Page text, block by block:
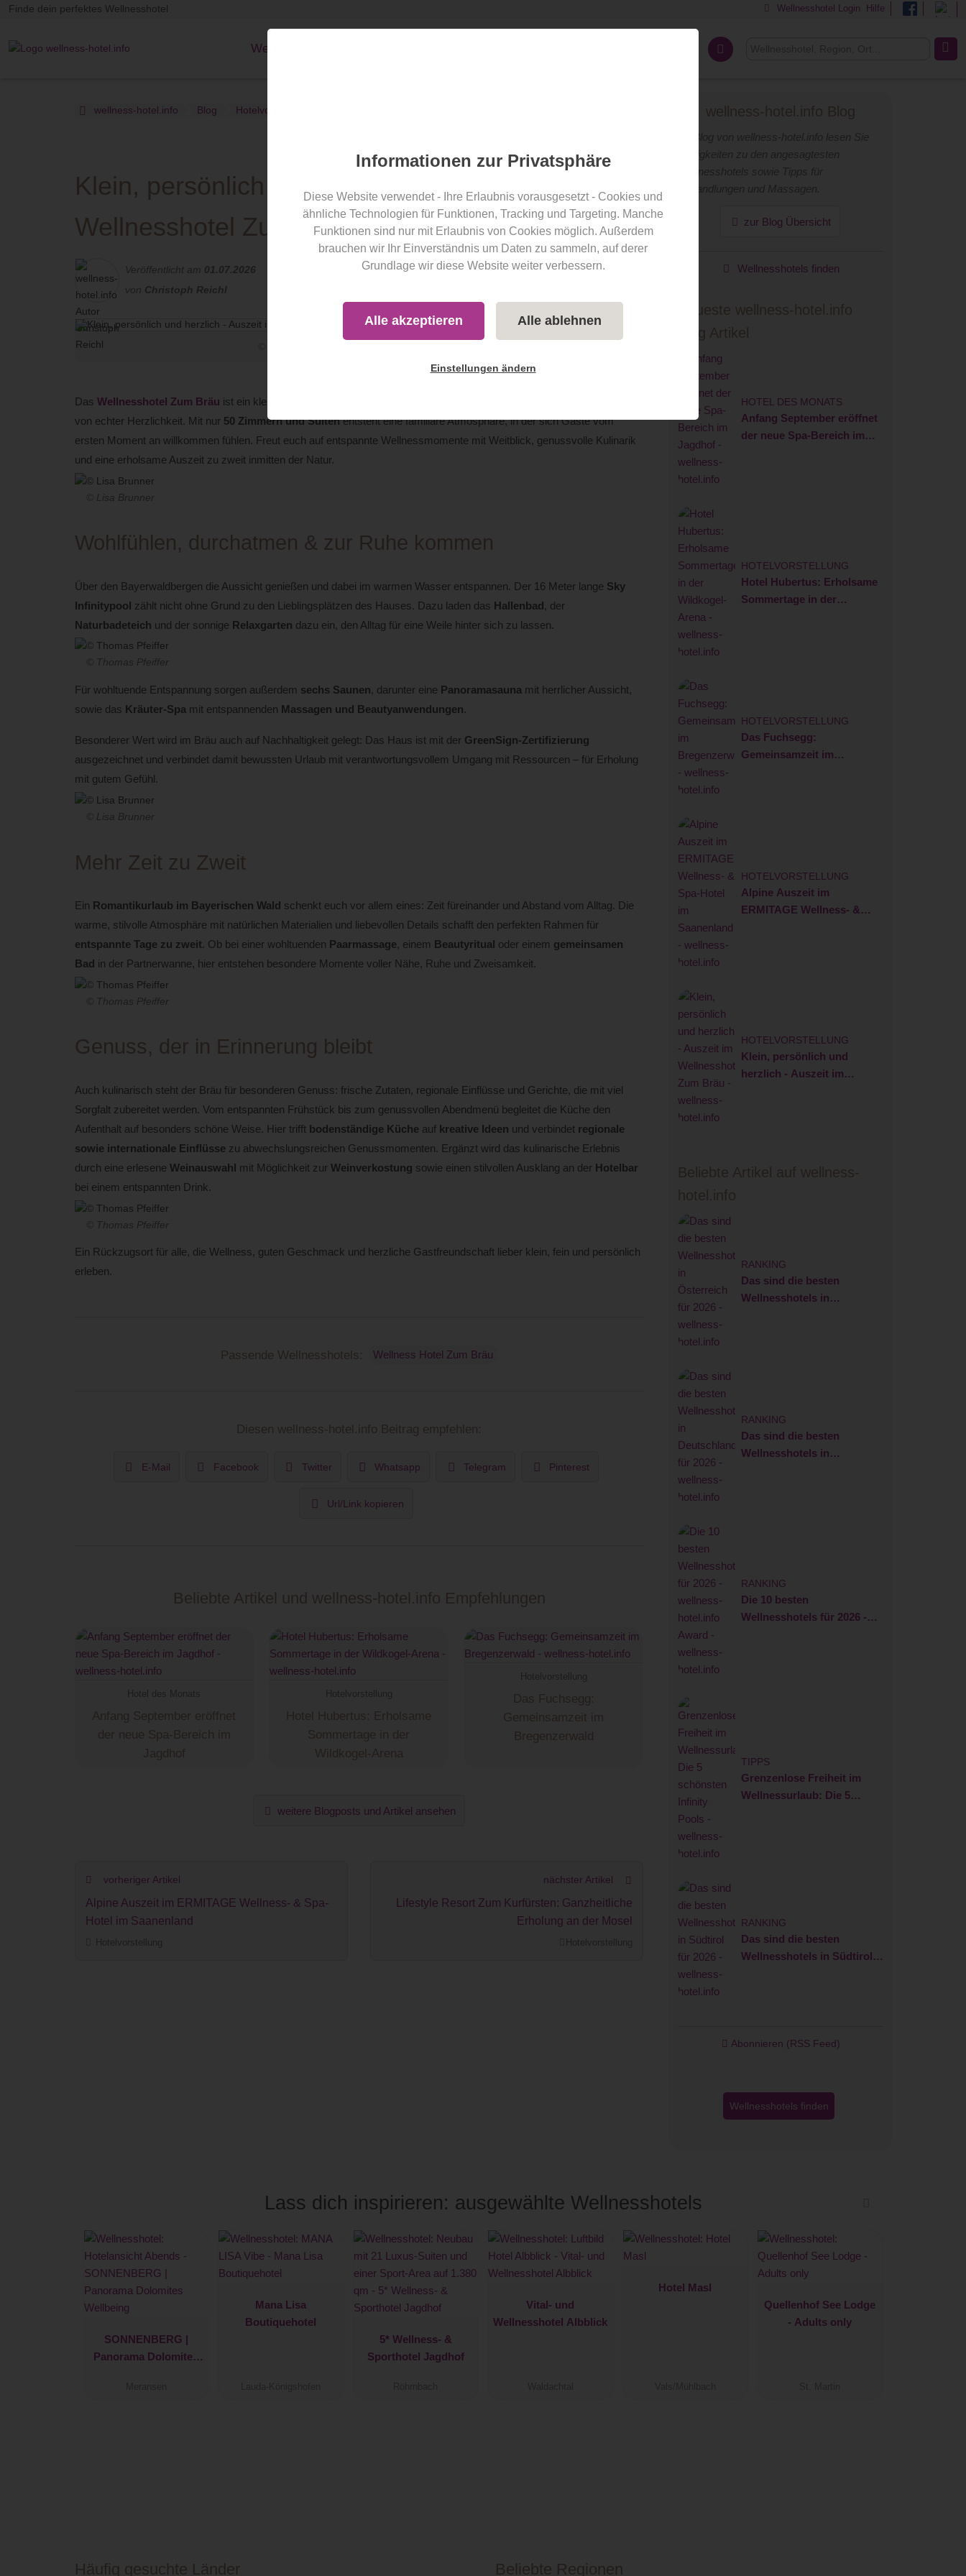
Finde dein perfektes Wellnesshotel Wellnesshotel Login Hilfe
Wellnesshotel finden
wellness-hotel.info Blog Hotelvorstellung
Klein, persönlich und herzlich - Auszeit im
Wellnesshotel Zum Bräu
Veröffentlicht am 01.07.2026
von Christoph Reichl
Hotelvorstellung
Das Wellnesshotel Zum Bräu ist ein kleines
von echter Herzlichkeit. Mit nur 50 Zimmern und Suitenentsteht eine familiäre Atmosphäre, in der sich Gäste vom
ersten Moment an willkommen fühlen. Freut euch auf entspannte Wellnessmomente mit Weitblick, genussvolle Kulinarik
und eine erholsame Auszeit zu zweit inmitten der Natur.
© Lisa Brunner
Wohlfühlen, durchatmen & zur Ruhe kommen
Über den Bayerwaldbergen die Aussicht genießen und dabei im warmen Wasser entspannen. Der 16 Meter lange Sky
Infinitypool zählt nicht ohne Grund zu den Lieblingsplätzen des Hauses. Dazu laden das Hallenbad, der
Naturbadeteich und der sonnige Relaxgarten dazu ein, den Alltag für eine Weile hinter sich zu lassen.
© Thomas Pfeiffer
Für wohltuende Entspannung sorgen außerdem sechs Saunen, darunter eine Panoramasauna mit herrlicher Aussicht,
sowie das Kräuter-Spa mit entspannenden Massagen und Beautyanwendungen.
Besonderer Wert wird im Bräu auch auf Nachhaltigkeit gelegt: Das Haus ist mit der GreenSign-Zertifizierung
ausgezeichnet und verbindet damit bewussten Urlaub mit verantwortungsvollem Umgang mit Ressourcen – für Erholung
mit gutem Gefühl.
© Lisa Brunner
Mehr Zeit zu Zweit
Ein Romantikurlaub im Bayerischen Wald schenkt euch vor allem eines: Zeit füreinander und Abstand vom Alltag. Die
warme, stilvolle Atmosphäre mit natürlichen Materialien und liebevollen Details schafft den perfekten Rahmen für
entspannte Tage zu zweit. Ob bei einer wohltuenden Paarmassage, einem Beautyritual oder einem gemeinsamen
Bad in der Partnerwanne, hier entstehen besondere Momente voller Nähe, Ruhe und Zweisamkeit.
© Thomas Pfeiffer
Genuss, der in Erinnerung bleibt
Auch kulinarisch steht der Bräu für besonderen Genuss: frische Zutaten, regionale Einflüsse und Gerichte, die mit viel
Sorgfalt zubereitet werden. Vom entspannten Frühstück bis zum genussvollen Abendmenü begleitet die Küche den
Aufenthalt auf besonders schöne Weise. Hier trifft bodenständige Kücheauf kreative Ideen und verbindet regionale
sowie internationale Einflüssezu abwechslungsreichen Genussmomenten. Ergänzt wird das kulinarische Erlebnis
durch eine erlesene Weinauswahl mit Möglichkeit zur Weinverkostung sowie einen stilvollen Ausklang an der Hotelbar
bei einem entspannten Drink.
© Thomas Pfeiffer
Ein Rückzugsort für alle, die Wellness, guten Geschmack und herzliche Gastfreundschaft lieber klein, fein und persönlich
erleben.
Passende Wellnesshotels: Wellness Hotel Zum Bräu
Diesen wellness-hotel.info Beitrag empfehlen:
E-Mail Facebook Twitter Whatsapp Telegram Pinterest
Url/Link kopieren
Beliebte Artikel und wellness-hotel.info Empfehlungen
Anfang September eröffnet
der neue Spa-Bereich im
Jagdhof
Hotel Hubertus: Erholsame
Sommertage in der
Wildkogel-Arena
Das Fuchsegg:
Gemeinsamzeit im
Bregenzerwald
weitere Blogposts und Artikel ansehen
vorheriger Artikel
Alpine Auszeit im ERMITAGE Wellness- & Spa-
Hotel im Saanenland
nächster Artikel
Lifestyle Resort Zum Kurfürsten: Ganzheitliche
Erholung an der Mosel
wellness-hotel.info Blog
zur Blog Übersicht
Wellnesshotels finden
Neueste wellness-hotel.info
Blog Artikel
HOTEL DES MONATS
Anfang September eröffnet
der neue Spa-Bereich im
HOTELVORSTELLUNG
Hotel Hubertus: Erholsame
Sommertage in der
HOTELVORSTELLUNG
Das Fuchsegg:
Gemeinsamzeit im
HOTELVORSTELLUNG
Alpine Auszeit im
ERMITAGE Wellness- &
HOTELVORSTELLUNG
Klein, persönlich und
herzlich - Auszeit im
Beliebte Artikel auf wellness-
hotel.info
RANKING
Das sind die besten
Wellnesshotels in
RANKING
Das sind die besten
Wellnesshotels in
RANKING
Die 10 besten
Wellnesshotels für 2026 -
TIPPS
Grenzenlose Freiheit im
Wellnessurlaub: Die 5
RANKING
Das sind die besten
Wellnesshotels in Südtirol
Abonnieren (RSS Feed)
Wellnesshotels finden
Lass dich inspirieren: ausgewählte Wellnesshotels
SONNENBERG |
Panorama Dolomites
Mana Lisa
Boutiquehotel
5* Wellness- &
Sporthotel Jagdhof
Vital- und
Wellnesshotel Albblick
Hotel Masl
Quellenhof See Lodge
- Adults only
Häufig gesuchte Länder Beliebte Regionen
Informationen zur Privatsphäre
Diese Website verwendet - Ihre Erlaubnis vorausgesetzt - Cookies und
ähnliche Technologien für Funktionen, Tracking und Targeting. Manche
Funktionen sind nur mit Erlaubnis von Cookies möglich. Außerdem
brauchen wir Ihr Einverständnis um Daten zu sammeln, auf derer
Grundlage wir diese Website weiter verbessern.
Alle akzeptieren Alle ablehnen
Einstellungen ändern